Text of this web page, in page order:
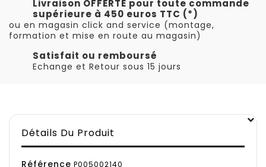
Livraison OFFERTE pour toute commande
supérieure à 450 euros TTC (*)
ou en magasin click and service (montage,
formation et mise en route au magasin)
Satisfait ou remboursé
Echange et Retour sous 15 jours
Détails Du Produit
Référence P005002140